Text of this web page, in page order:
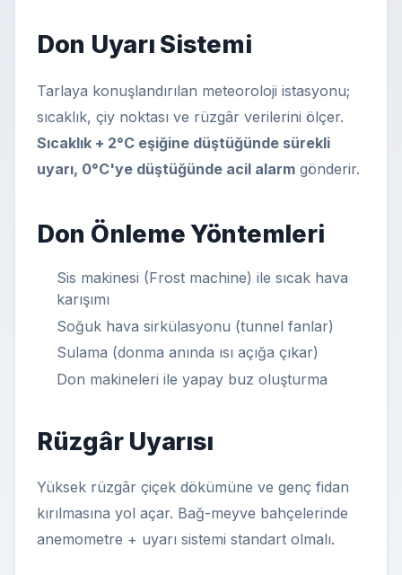
Don Uyarı Sistemi
Tarlaya konuşlandırılan meteoroloji istasyonu;
sıcaklık, çiy noktası ve rüzgâr verilerini ölçer.
Sıcaklık + 2°C eşiğine düştüğünde sürekli
uyarı, 0°C'ye düştüğünde acil alarm gönderir.
Don Önleme Yöntemleri
Sis makinesi (Frost machine) ile sıcak hava
karışımı
Soğuk hava sirkülasyonu (tunnel fanlar)
Sulama (donma anında ısı açığa çıkar)
Don makineleri ile yapay buz oluşturma
Rüzgâr Uyarısı
Yüksek rüzgâr çiçek dökümüne ve genç fidan
kırılmasına yol açar. Bağ-meyve bahçelerinde
anemometre + uyarı sistemi standart olmalı.